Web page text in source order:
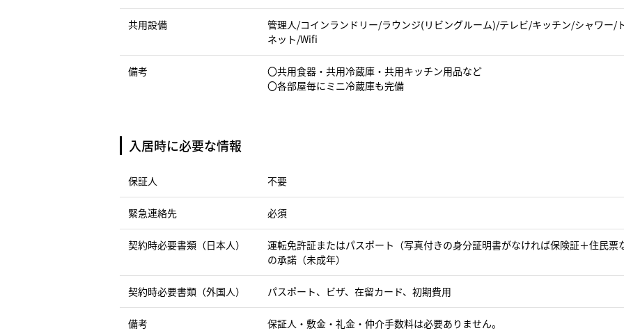
共用設備
管理人/コインランドリー/ラウンジ(リビングルーム)/テレビ/キッチン/シャワー
ネット/Wifi
備考
〇共用食器・共用冷蔵庫・共用キッチン用品など
〇各部屋毎にミニ冷蔵庫も完備
入居時に必要な情報
保証人 不要
緊急連絡先 必須
契約時必要書類（日本人）
運転免許証またはパスポート（写真付きの身分証明書がなければ保険証＋住民
の承諾（未成年）
契約時必要書類（外国人） パスポート、ビザ、在留カード、初期費用
備考
保証人・敷金・礼金・仲介手数料は必要ありません。